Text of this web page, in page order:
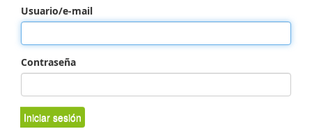
Usuario/e-mail
Contraseña
Iniciar sesión